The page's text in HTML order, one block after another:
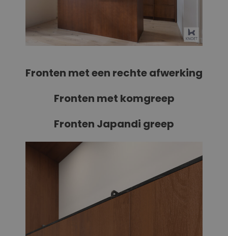
Fronten met een rechte afwerking
Fronten met komgreep
Fronten Japandi greep